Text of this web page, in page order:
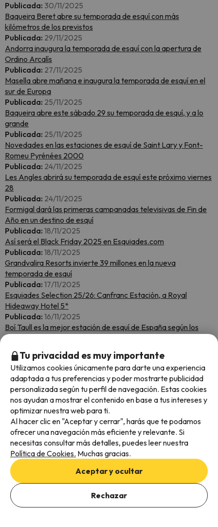
Publicada: 30/11/2025
Baqueira Beret abre su temporada de esquí con más
kilómetros de los previstos
Publicada: 29/11/2025
Andorra inaugura la temporada de esquí con la apertura de
Ordino Arcalís
Publicada: 27/11/2025
Masella abre mañana e inaugura la temporada de esquí en el
sur de Europa
Publicada: 25/11/2025
Baqueira abre este sábado 29 su temporada de esquí, y a lo
grande
Publicada: 25/11/2025
Novedades en las estaciones de esquí de Saint Lary y Font-
Romeu Pyrénées 2000
Publicada: 24/11/2025
Les Angles abrirá su temporada de esquí este próximo viernes
28
Publicada: 24/11/2025
Formigal dará las primeras campanadas televisivas de Fin de
Año en un destino de esquí
Publicada: 18/11/2025
Así será el Black Friday 2025 en Esquiades.com
Publicada: 18/11/2025
Grandvalira Resorts invierte 39 millones en la nueva
temporada de esquí
Publicada: 17/11/2025
Esquiades Selection 25/26: Canfranc Estación, a Royal
Hideaway Hotel 5*
Publicada: 16/11/2025
Boí Taull es la mejor estación de esquí de España según los
World Ski Awards
Publicada:
Un estudio asegura que Soldeu tiene la quinta mejor nieve
polvo del mundo ¿Seguro?
Publicada:11/11/2025
Con mil cañones de nieve por banda, el esquí irá a toda vela en
Aragón
Publicada:11/11/2025
Italia ya obliga el uso del casco en las pistas de esquí a todo el
mundo
Publicada:11/11/2025
Esquiades Selection 25/26: CGH Résidence & Spa - Le Cristal
de L'Alpe
Publicada:
Esquiades SKICK OFF en Alpe d'Huez
Publicada:
Cerler amplia su área esquiable con nuevas pistas de esquí
Tu privacidad es muy importante
Utilizamos cookies únicamente para darte una experiencia
adaptada a tus preferencias y poder mostrarte publicidad
personalizada según tu perfil de navegación. Estas cookies
nos ayudan a mostrar el contenido en base a tus intereses y
optimizar nuestra web para ti.
Al hacer clic en "Aceptar y cerrar", harás que te podamos
ofrecer una navegación más eficiente y relevante. Si
necesitas consultar más detalles, puedes leer nuestra
Política de Cookies. Muchas gracias.
Aceptar y ocultar
Rechazar